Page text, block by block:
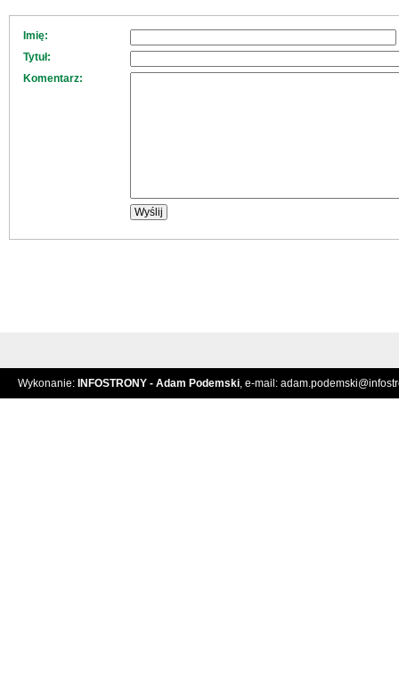
Imię:
Tytuł:
Komentarz:
Wykonanie: INFOSTRONY - Adam Podemski, e-mail: